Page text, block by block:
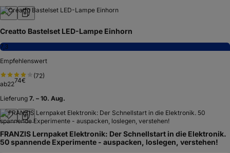
Creatto Bastelset LED-Lampe Einhorn
7,3
Empfehlenswert
(72)
ab2274€
Lieferung 7. – 10. Aug.
FRANZIS Lernpaket Elektronik: Der Schnellstart in die Elektronik.
50 spannende Experimente - auspacken, loslegen, verstehen!